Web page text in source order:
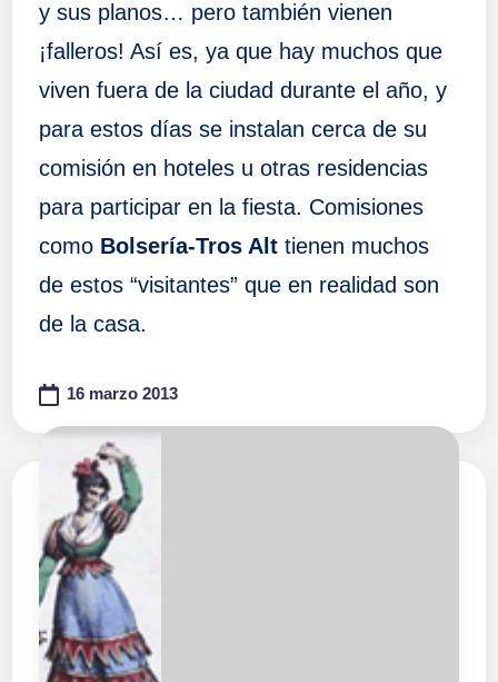
y sus planos… pero también vienen
¡falleros! Así es, ya que hay muchos que
viven fuera de la ciudad durante el año, y
para estos días se instalan cerca de su
comisión en hoteles u otras residencias
para participar en la fiesta. Comisiones
como Bolsería-Tros Alttienen muchos
de estos “visitantes” que en realidad son
de la casa.
16 marzo 2013